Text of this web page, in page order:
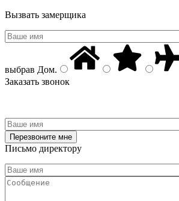
Вызвать замерщика
выбрав Дом.
Заказать звонок
Письмо директору